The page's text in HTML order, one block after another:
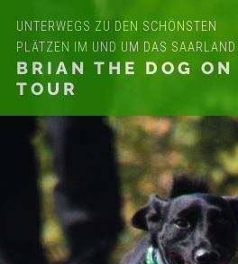
UNTERWEGS ZU DEN SCHÖNSTEN
PLÄTZEN IM UND UM DAS SAARLAND
BRIAN THE DOG ON
TOUR